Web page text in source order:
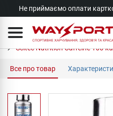
Не приймаємо оплати
Scitec Nutrition Caffeine 100
Все про товар